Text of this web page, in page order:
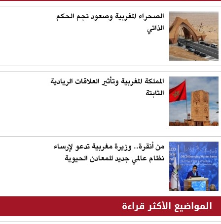
الصحراء المغربية وصعود نجم الحكم
الذاتي
المملكة المغربية وتأثير العلاقات الريادية
الثابتة
من أنقرة.. وزيرة مغربية تدعو لإرساء
نظام عالمي جديد للمعادن الحيوية
المواضيع الأكثر قراءة